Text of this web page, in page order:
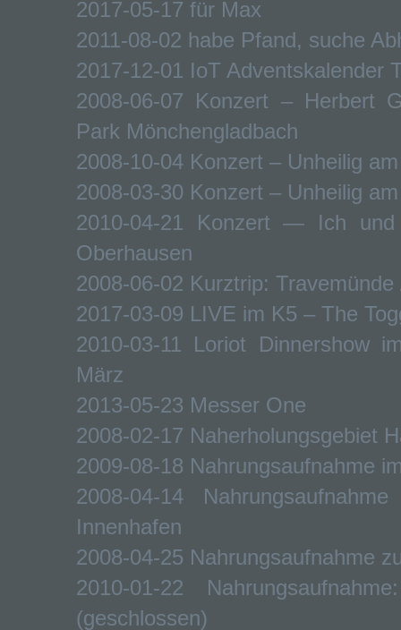
2017-05-17 für Max
2011-08-02 habe Pfand, suche
2017-12-01 IoT Adventskalender
2008-06-07 Konzert – Herbert
Park Mönchengladbach
2008-10-04 Konzert – Unheilig
2008-03-30 Konzert – Unheilig
2010-04-21 Konzert — Ich
Oberhausen
2008-06-02 Kurztrip:
2017-03-09 LIVE im K5 – The
2010-03-11 Loriot Dinnershow
März
2013-05-23 Messer One
2008-02-17 Naherholungsgebiet
2009-08-18 Nahrungsaufnahme
2008-04-14
Innenhafen
2008-04-25 Nahrungsaufnahme
2010-01-22
(geschlossen)